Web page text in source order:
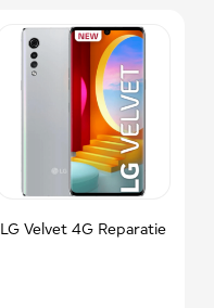
LG Velvet 4G Reparatie